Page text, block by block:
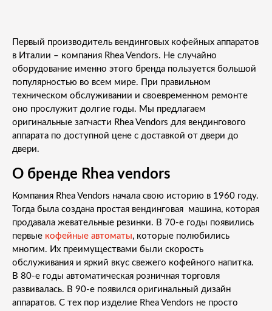
Первый производитель вендинговых кофейных аппаратов
в Италии – компания Rhea Vendors. Не случайно
оборудование именно этого бренда пользуется большой
популярностью во всем мире. При правильном
техническом обслуживании и своевременном ремонте
оно прослужит долгие годы. Мы предлагаем
оригинальные запчасти Rhea Vendors для вендингового
аппарата по доступной цене с доставкой от двери до
двери.
О бренде Rhea vendors
Компания Rhea Vendors начала свою историю в 1960 году.
Тогда была создана простая вендинговая машина, которая
продавала жевательные резинки. В 70-е годы появились
первые кофейные автоматы, которые полюбились
многим. Их преимуществами были скорость
обслуживания и яркий вкус свежего кофейного напитка.
В 80-е годы автоматическая розничная торговля
развивалась. В 90-е появился оригинальный дизайн
аппаратов. С тех пор изделие Rhea Vendors не просто